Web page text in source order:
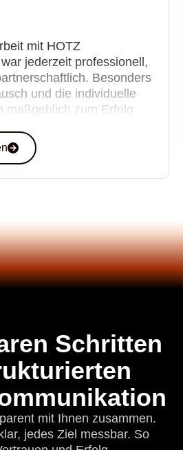
mit HOTZ
jederzeit professionell,
Besonders
und die individuelle
maßgeblich zum Erfolg
Schritten
mit Ihnen zusammen.
jedes Ziel messbar. So